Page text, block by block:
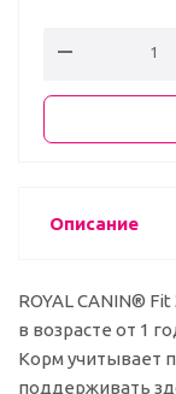
Описание
ROYAL CANIN®
в возрасте от 1
Корм учитывает
поддерживать